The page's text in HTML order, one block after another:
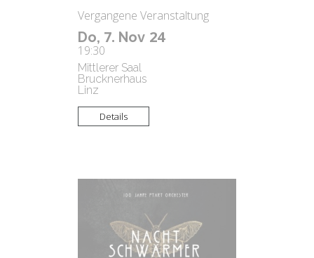
Do, 7. Nov 24
19:30
Mittlerer Saal
Brucknerhaus
Linz
Vergangene Veranstaltung
Details